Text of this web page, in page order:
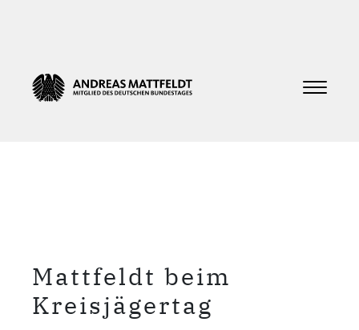
Mattfeldt beim
Kreisjägertag